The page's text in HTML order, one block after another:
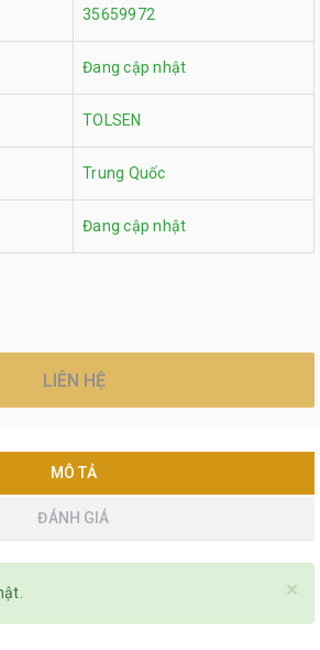
35659972
Đang cập nhật
TOLSEN
Trung Quốc
Đang cập nhật
LIÊN HỆ
MÔ TẢ
ĐÁNH GIÁ
×